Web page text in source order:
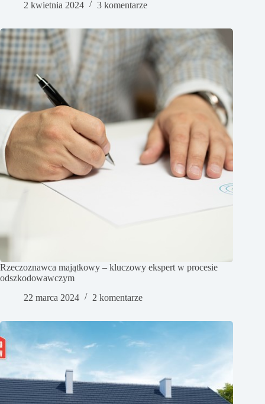
2 kwietnia 2024 3 komentarze
Rzeczoznawca majątkowy – kluczowy ekspert w procesie
odszkodowawczym
22 marca 2024
2 komentarze